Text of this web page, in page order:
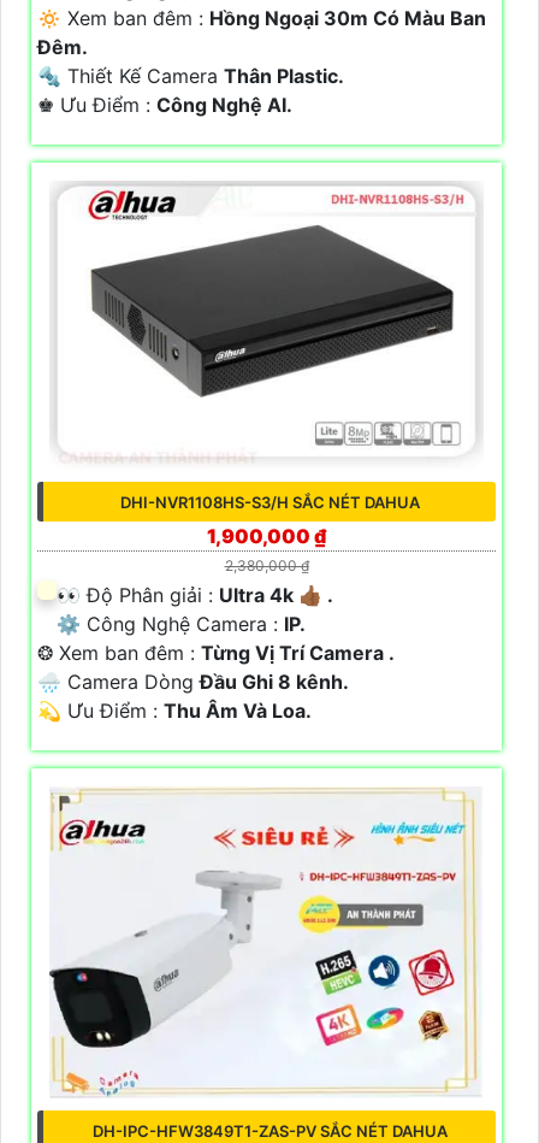
🔅 Xem ban đêm : Hồng Ngoại 30m Có Màu Ban
Đêm.
🔩 Thiết Kế Camera Thân Plastic.
️♚ Ưu Điểm : Công Nghệ AI.
DHI-NVR1108HS-S3/H SẮC NÉT DAHUA
1,900,000 ₫
2,380,000 ₫
️👀 Độ Phân giải : Ultra 4k 👍🏾 .
⚙ Công Nghệ Camera : IP.
❂ Xem ban đêm : Từng Vị Trí Camera .
🌧️ Camera DòngĐầu Ghi 8 kênh.
️💫 Ưu Điểm : Thu Âm Và Loa.
DH-IPC-HFW3849T1-ZAS-PV SẮC NÉT DAHUA